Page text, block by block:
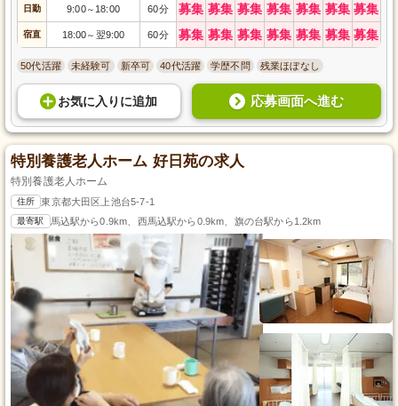
日勤 9:00～ 18:00 60分 募集 募集 募集 募集 募集 募集 募集
宿直 18:00～ 翌9:00 60分 募集 募集 募集 募集 募集 募集 募集
50代活躍 未経験可 新卒可 40代活躍 学歴不問 残業ほぼなし
お気に入り に追加 応募画面へ進む
特別養護老人ホーム 好日苑の求人
特別養護老人ホーム
住所 東京都大田区上池台5-7-1
最寄駅 馬込駅から0.9km、西馬込駅から0.9km、旗の台駅から1.2km